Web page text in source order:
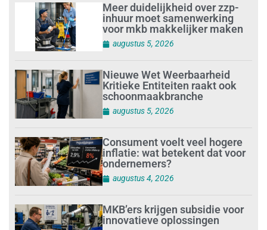
Meer duidelijkheid over zzp-
inhuur moet samenwerking
voor mkb makkelijker maken
augustus 5, 2026
Nieuwe Wet Weerbaarheid
Kritieke Entiteiten raakt ook
schoonmaakbranche
augustus 5, 2026
Consument voelt veel hogere
inflatie: wat betekent dat voor
ondernemers?
augustus 4, 2026
MKB’ers krijgen subsidie voor
innovatieve oplossingen